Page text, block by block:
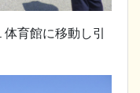
育館に移動し引